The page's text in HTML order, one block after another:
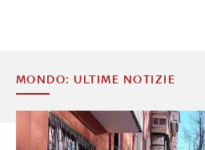
MONDO: ULTIME NOTIZIE